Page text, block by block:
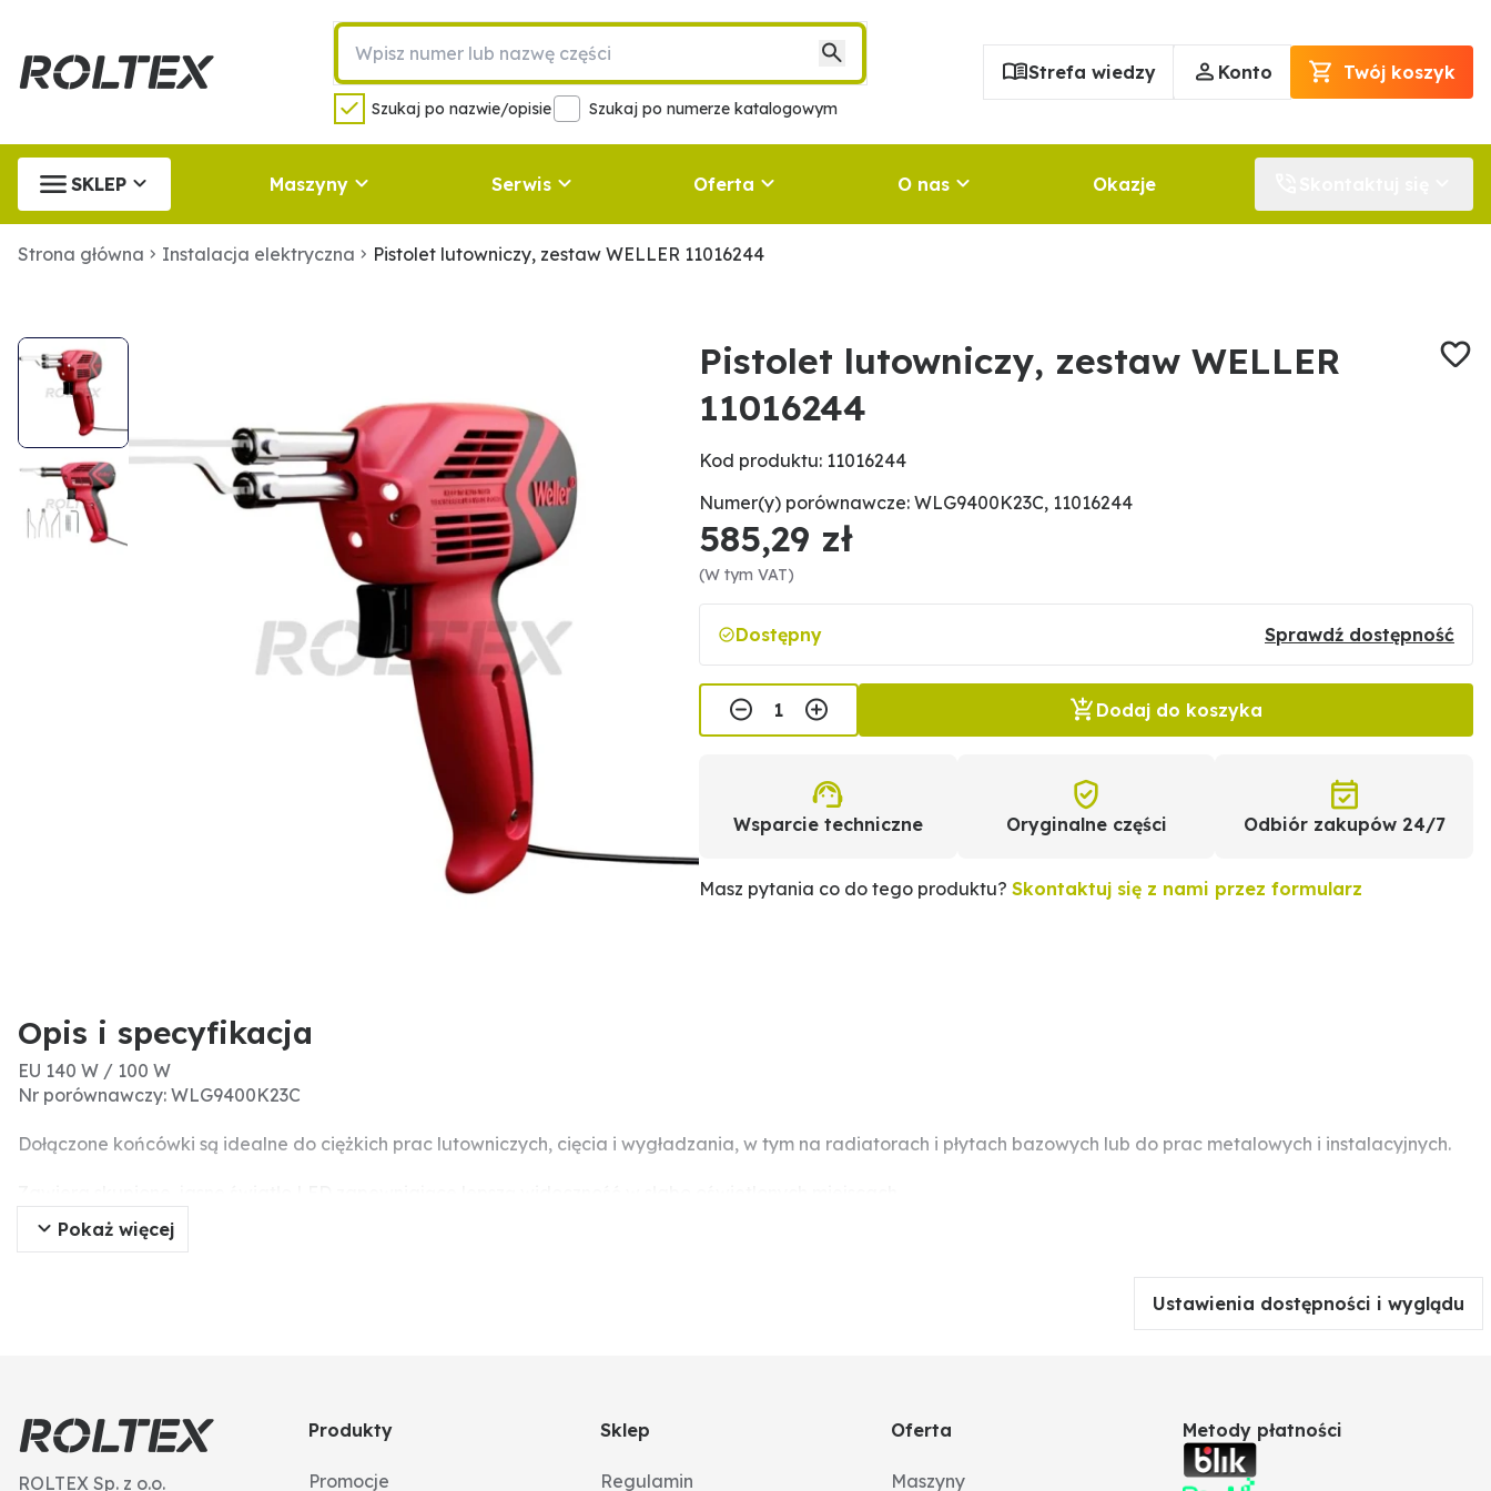
Szukaj po nazwie/opisie Szukaj po numerze katalogowym
Strefa wiedzy Konto Twój koszyk
SKLEP Maszyny Serwis Oferta O nas Okazje
Strona główna Instalacja elektryczna Pistolet lutowniczy, zestaw WELLER 11016244
Pistolet lutowniczy, zestaw WELLER
11016244
Kod produktu: 11016244
Numer(y) porównawcze: WLG9400K23C, 11016244
585,29 zł
(W tym VAT)
Dostępny Sprawdź dostępność
Dodaj do koszyka
Wsparcie techniczne Oryginalne części Odbiór zakupów 24/7
Masz pytania co do tego produktu?Skontaktuj się z nami przez formularz
Opis i specyfikacja
EU 140 W / 100 W
Nr porównawczy: WLG9400K23C
Dołączone końcówki są idealne do ciężkich prac lutowniczych, cięcia i wygładzania, w tym na radiatorach i płytach bazowych lub do prac metalowych i instalacyjnych.
Pistolet lutowniczy oferuje dwa poziomy mocy do prac lutowniczych. Oba poziomy zapewniają temperaturę do 480°C.
Pokaż więcej
Ustawienia dostępności i wyglądu
ROLTEX Sp. z o.o.
Produkty
Promocje
Sklep
Regulamin
Oferta
Maszyny
Metody płatności